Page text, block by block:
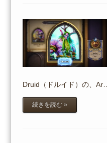
Druid（ドルイド）の、Ar…
続きを読む »